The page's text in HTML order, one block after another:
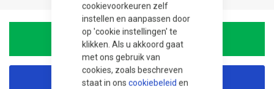
cookievoorkeuren zelf
instellen en aanpassen door
op 'cookie instellingen' te
klikken. Als u akkoord gaat
met ons gebruik van
cookies, zoals beschreven
staat in ons cookiebeleid en
In Winkelwagen
Korting aanvragen